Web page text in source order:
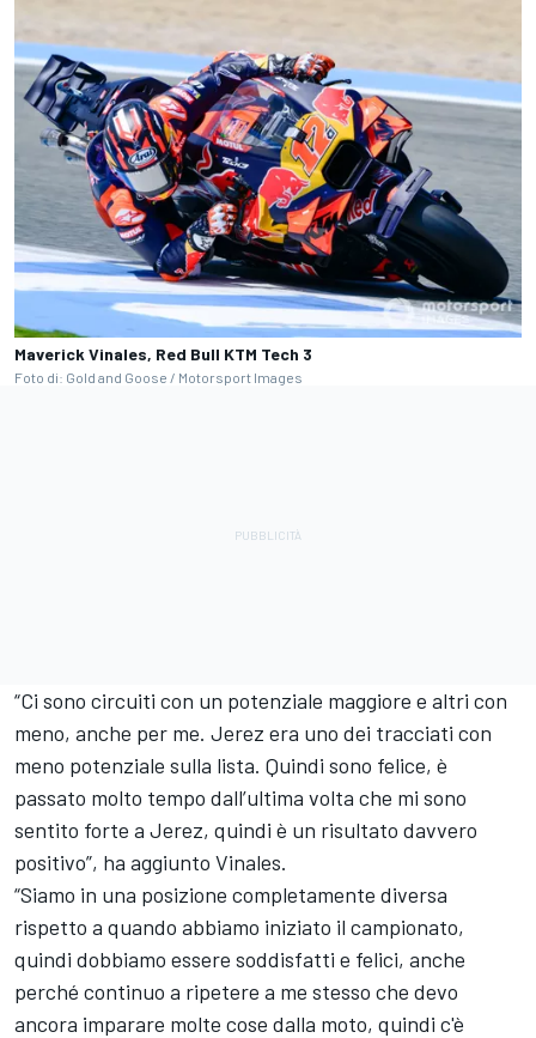
Maverick Vinales, Red Bull KTM Tech 3
Foto di: Gold and Goose / Motorsport Images
“Ci sono circuiti con un potenziale maggiore e altri con
meno, anche per me. Jerez era uno dei tracciati con
meno potenziale sulla lista. Quindi sono felice, è
passato molto tempo dall’ultima volta che mi sono
sentito forte a Jerez, quindi è un risultato davvero
positivo”, ha aggiunto Vinales.
“Siamo in una posizione completamente diversa
rispetto a quando abbiamo iniziato il campionato,
quindi dobbiamo essere soddisfatti e felici, anche
perché continuo a ripetere a me stesso che devo
ancora imparare molte cose dalla moto, quindi c'è